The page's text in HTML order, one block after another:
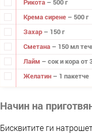
Рикота – 500 г
Крема сирене – 500 г
Захар – 150 г
Сметана – 150 мл
Лайм – сок и кора от
Желатин – 1 пакетче
Начин на
Бисквитите ги